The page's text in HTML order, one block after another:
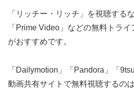
「リッチー・リッチ」を視聴する
「Prime Video」などの無料トラ
がおすすめです。
「Dailymotion」「Pandora」「
動画共有サイトで無料視聴するの